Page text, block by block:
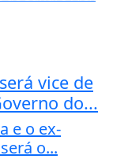
vice de
do...
e o ex-
o...